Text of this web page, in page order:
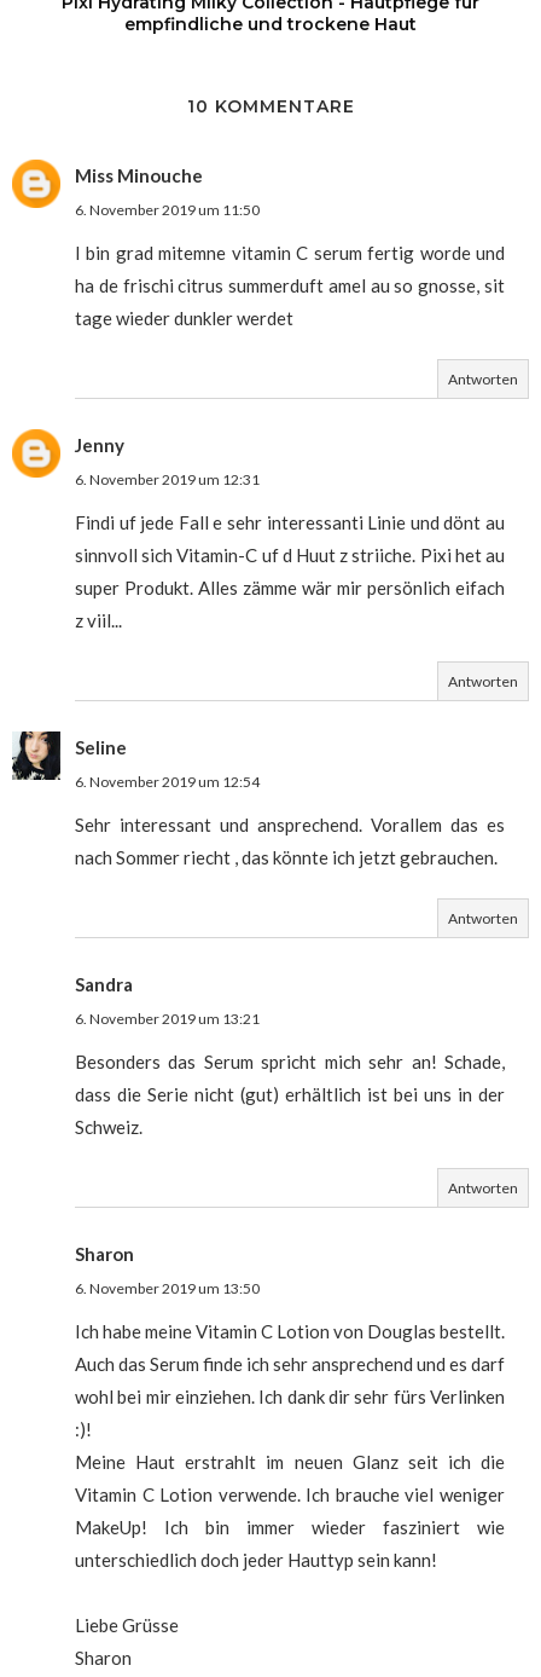
empfindliche und trockene Haut
10 KOMMENTARE
Miss Minouche
6. November 2019 um 11:50
I bin grad mitemne vitamin C serum fertig worde und
ha de frischi citrus summerduft amel au so gnosse, sit
tage wieder dunkler werdet
Antworten
Jenny
6. November 2019 um 12:31
Findi uf jede Fall e sehr interessanti Linie und dönt au
sinnvoll sich Vitamin-C uf d Huut z striiche. Pixi het au
super Produkt. Alles zämme wär mir persönlich eifach
z viil...
Antworten
Seline
6. November 2019 um 12:54
Sehr interessant und ansprechend. Vorallem das es
nach Sommer riecht , das könnte ich jetzt gebrauchen.
Antworten
Sandra
6. November 2019 um 13:21
Besonders das Serum spricht mich sehr an! Schade,
dass die Serie nicht (gut) erhältlich ist bei uns in der
Schweiz.
Antworten
Sharon
6. November 2019 um 13:50
Ich habe meine Vitamin C Lotion von Douglas bestellt.
Auch das Serum finde ich sehr ansprechend und es darf
wohl bei mir einziehen. Ich dank dir sehr fürs Verlinken
:)!
Meine Haut erstrahlt im neuen Glanz seit ich die
Vitamin C Lotion verwende. Ich brauche viel weniger
MakeUp! Ich bin immer wieder fasziniert wie
unterschiedlich doch jeder Hauttyp sein kann!
Liebe Grüsse
Sharon